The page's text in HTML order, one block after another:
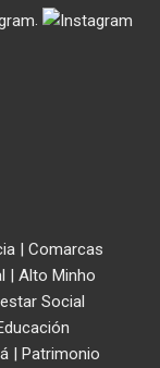
.
| Comarcas
| Alto Minho
Social
| Patrimonio